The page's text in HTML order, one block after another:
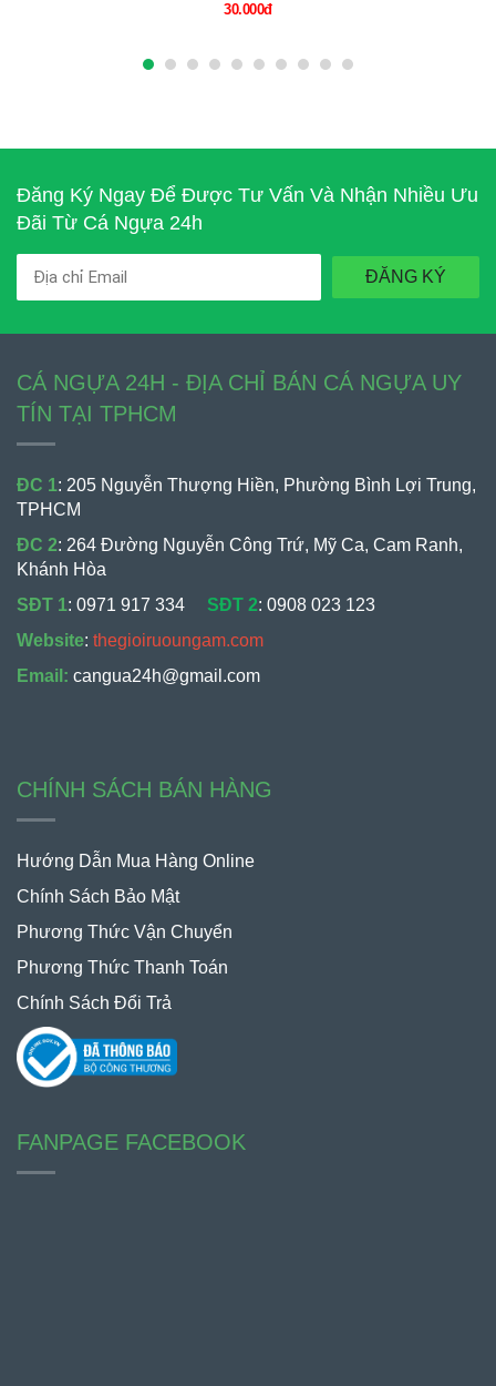
30.000đ
Đăng Ký Ngay Để Được Tư Vấn Và Nhận Nhiều Ưu
Đãi Từ Cá Ngựa 24h
ĐĂNG KÝ
CÁ NGỰA 24H - ĐỊA CHỈ BÁN CÁ NGỰA UY
TÍN TẠI TPHCM
ĐC 1: 205 Nguyễn Thượng Hiền, Phường Bình Lợi Trung,
TPHCM
ĐC 2: 264 Đường Nguyễn Công Trứ, Mỹ Ca, Cam Ranh,
Khánh Hòa
SĐT 1: 0971 917 334 SĐT 2: 0908 023 123
Website: thegioiruoungam.com
Email: cangua24h@gmail.com
CHÍNH SÁCH BÁN HÀNG
Hướng Dẫn Mua Hàng Online
Chính Sách Bảo Mật
Phương Thức Vận Chuyển
Phương Thức Thanh Toán
Chính Sách Đổi Trả
FANPAGE FACEBOOK